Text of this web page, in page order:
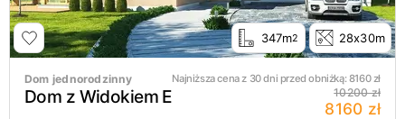
347m2 28x30m
Dom jednorodzinny Najniższa cena z 30 dni przed obniżką:8160zł
Dom z Widokiem E 10200 zł
8160 zł